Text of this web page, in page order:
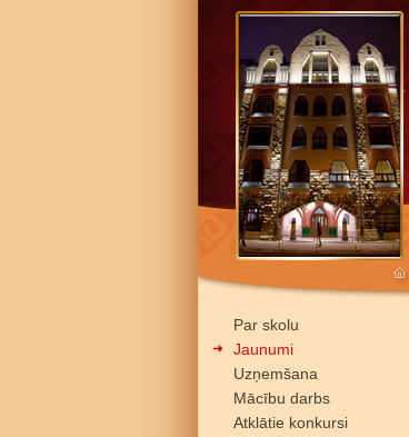
Par skolu
Jaunumi
Uzņemšana
Mācību darbs
Atklātie konkursi